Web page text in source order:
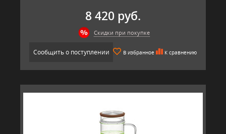
8 420 руб.
Скидки при покупке
Сообщить о поступлении В избранное К сравнению